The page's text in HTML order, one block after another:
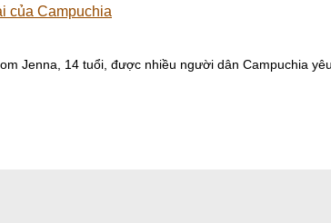
của Campuchia
Jenna, 14 tuổi, được nhiều người dân Campuchia